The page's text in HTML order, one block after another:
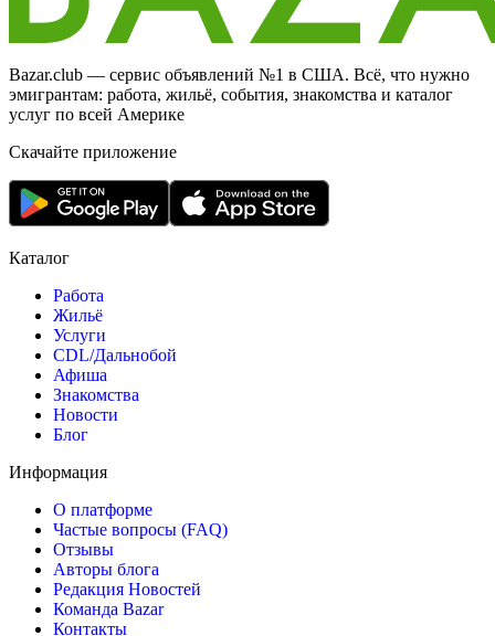
Bazar.club — сервис объявлений №1 в США. Всё, что нужно
эмигрантам: работа, жильё, события, знакомства и каталог
услуг по всей Америке
Скачайте приложение
Каталог
Работа
Жильё
Услуги
CDL/Дальнобой
Афиша
Знакомства
Новости
Блог
Информация
О платформе
Частые вопросы (FAQ)
Отзывы
Авторы блога
Редакция Новостей
Команда Bazar
Контакты